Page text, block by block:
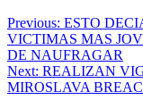
Previous: ESTO
VICTIMAS MAS
DE NAUFRAGAR
Next: REALIZAN
MIROSLAVA